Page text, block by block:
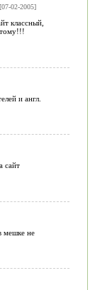
[07-02-2005]
классный,
и англ.
сайт
мешке не